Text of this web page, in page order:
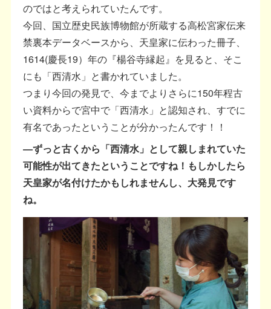
のではと考えられていたんです。
今回、国立歴史民族博物館が所蔵する高松宮家伝来
禁裏本データベースから、天皇家に伝わった冊子、
1614(慶⾧19）年の『楊谷寺縁起』を見ると、そこ
にも「西清水」と書かれていました。
つまり今回の発見で、今までよりさらに150年程古
い資料からで宮中で「西清水」と認知され、すでに
有名であったということが分かったんです！！
―ずっと古くから「西清水」として親しまれていた
可能性が出てきたということですね！もしかしたら
天皇家が名付けたかもしれませんし、大発見です
ね。